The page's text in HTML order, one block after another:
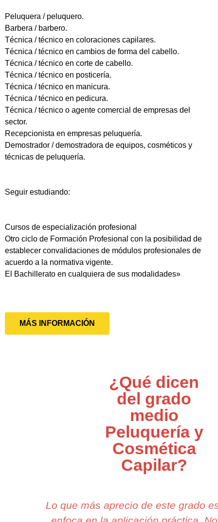
Peluquera / peluquero.
Barbera / barbero.
Técnica / técnico en coloraciones capilares.
Técnica / técnico en cambios de forma del cabello.
Técnica / técnico en corte de cabello.
Técnica / técnico en posticería.
Técnica / técnico en manicura.
Técnica / técnico en pedicura.
Técnica / técnico o agente comercial de empresas del
sector.
Recepcionista en empresas peluquería.
Demostrador / demostradora de equipos, cosméticos y
técnicas de peluquería.
Seguir estudiando:
Cursos de especialización profesional
Otro ciclo de Formación Profesional con la posibilidad de
establecer convalidaciones de módulos profesionales de
acuerdo a la normativa vigente.
El Bachillerato en cualquiera de sus modalidades»
MÁS INFORMACIÓN
¿Qué dicen
del grado
medio
Peluquería y
Cosmética
Capilar?
Lo que más aprecio de este grado